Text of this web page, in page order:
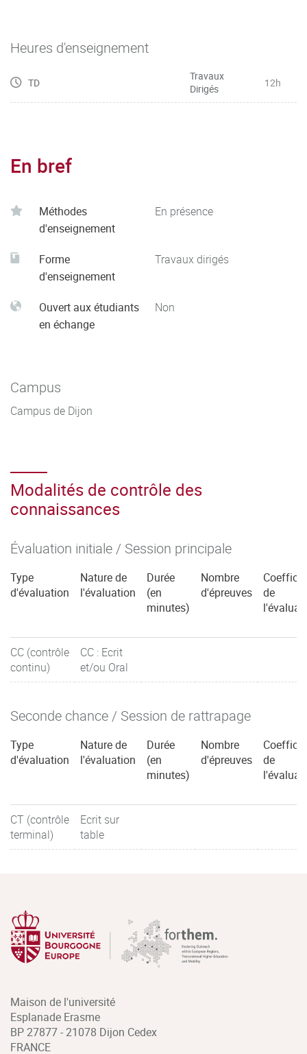
Heures d'enseignement
TD
Travaux
Dirigés
12h
En bref
Méthodes
d'enseignement
En présence
Forme
d'enseignement
Travaux dirigés
Ouvert aux étudiants
en échange
Non
Campus
Campus de Dijon
Modalités de contrôle des
connaissances
Évaluation initiale / Session principale
Type
d'évaluation
Nature de
l'évaluation
Durée
(en
minutes)
Nombre
d'épreuves
de
CC (contrôle
continu)
CC : Ecrit
et/ou Oral
Seconde chance / Session de rattrapage
Type
d'évaluation
Nature de
l'évaluation
Durée
(en
minutes)
Nombre
d'épreuves
de
CT (contrôle
terminal)
Ecrit sur
table
Maison de l'université
Esplanade Erasme
BP 27877 - 21078 Dijon Cedex
FRANCE